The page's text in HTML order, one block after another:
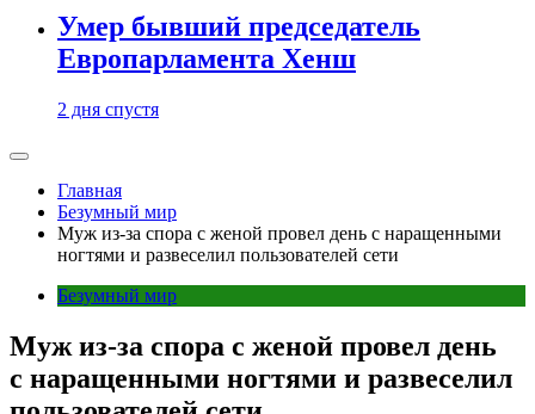
Умер бывший председатель
Европарламента Хенш
2 дня спустя
Главная
Безумный мир
Муж из-за спора с женой провел день с наращенными
ногтями и развеселил пользователей сети
Безумный мир
Муж из-за спора с женой провел день
с наращенными ногтями и развеселил